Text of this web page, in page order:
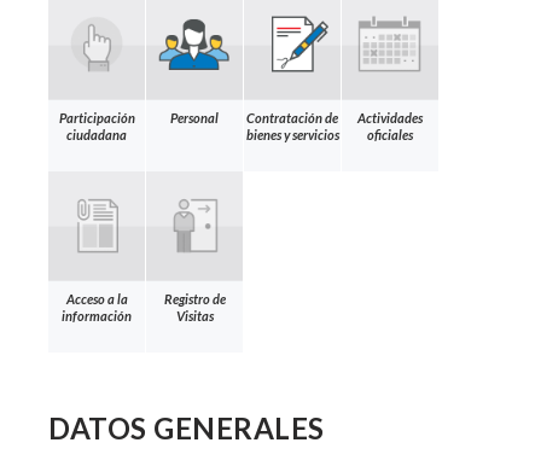
Participación
ciudadana
Personal
Contratación de
bienes y servicios
Actividades
oficiales
Acceso a la
información
Registro de
Visitas
DATOS GENERALES